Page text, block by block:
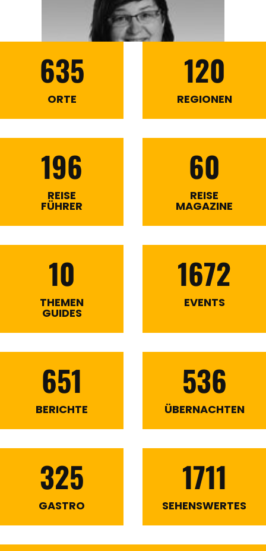
635
ORTE
120
REGIONEN
196
REISE
FÜHRER
60
REISE
MAGAZINE
10
THEMEN
GUIDES
1672
EVENTS
651
BERICHTE
536
ÜBERNACHTEN
325
GASTRO
1711
SEHENSWERTES